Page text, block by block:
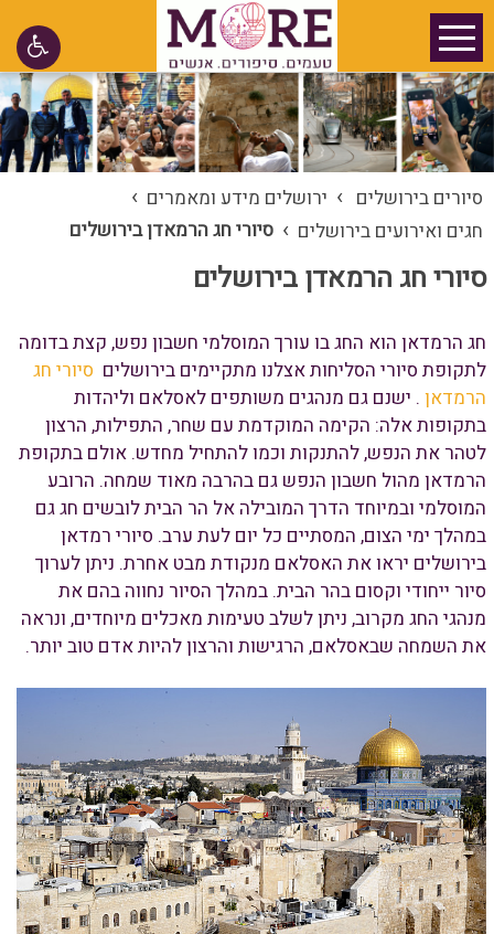
סיורים בירושלים › ירושלים מידע ומאמרים ›
חגים ואירועים בירושלים › סיורי חג הרמאדן בירושלים
סיורי חג הרמאדן בירושלים
חג הרמדאן הוא החג בו עורך המוסלמי חשבון נפש, קצת בדומה
לתקופת סיורי הסליחות אצלנו מתקיימים בירושלים סיורי חג
הרמדאן . ישנם גם מנהגים משותפים לאסלאם וליהדות
בתקופות אלה: הקימה המוקדמת עם שחר, התפילות, הרצון
לטהר את הנפש, להתנקות וכמו להתחיל מחדש. אולם בתקופת
הרמדאן מהול חשבון הנפש גם בהרבה מאוד שמחה. הרובע
המוסלמי ובמיוחד הדרך המובילה אל הר הבית לובשים חג גם
במהלך ימי הצום, המסתיים כל יום לעת ערב. סיורי רמדאן
בירושלים יראו את האסלאם מנקודת מבט אחרת. ניתן לערוך
סיור ייחודי וקסום בהר הבית. במהלך הסיור נחווה בהם את
מנהגי החג מקרוב, ניתן לשלב טעימות מאכלים מיוחדים, ונראה
את השמחה שבאסלאם, הרגישות והרצון להיות אדם טוב יותר.